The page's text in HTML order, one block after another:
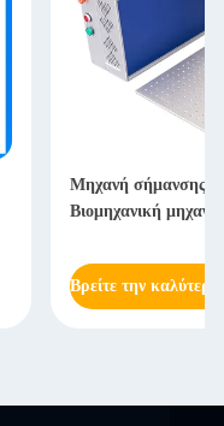
Μηχανή σήμανσης
Βιομηχανική μηχανή
Βρείτε την καλύτερη